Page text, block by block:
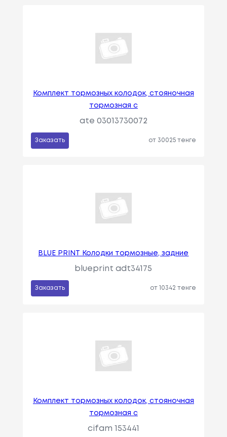
Комплект тормозных колодок, стояночная
тормозная с
ate 03013730072
Заказать от 30025 тенге
BLUE PRINT Колодки тормозные, задние
blueprint adt34175
Заказать от 10342 тенге
Комплект тормозных колодок, стояночная
тормозная с
cifam 153441